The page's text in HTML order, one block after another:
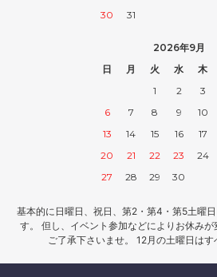
30
31
2026年9月
日
月 火 水 木
1
2 3
6
7 8 9 10
13
14 15 16 17
20
21 22 23 24
27
28 29 30
基本的に日曜日、祝日、第2・第4・第5土曜
す。 但し、イベント参加などによりお休みが
ご了承下さいませ。 12月の土曜日はす